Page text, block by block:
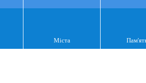
Міста